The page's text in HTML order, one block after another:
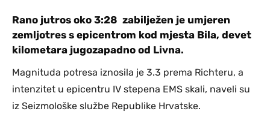
Rano jutros oko 3:28 zabilježen je umjeren
zemljotres s epicentrom kod mjesta Bila, devet
kilometara jugozapadno od Livna.
Magnituda potresa iznosila je 3.3 prema Richteru, a
intenzitet u epicentru IV stepena EMS skali, naveli su
iz Seizmološke službe Republike Hrvatske.